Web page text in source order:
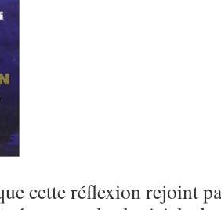
cette réflexion rejoint